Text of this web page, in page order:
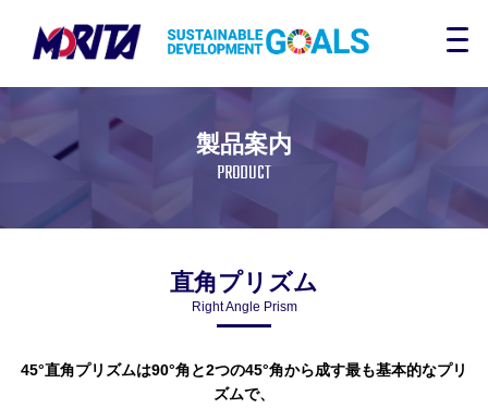
製品案内
PRODUCT
直角プリズム
Right Angle Prism
45°直角プリズムは90°角と2つの45°角から成す最も基本的なプリ
ズムで、